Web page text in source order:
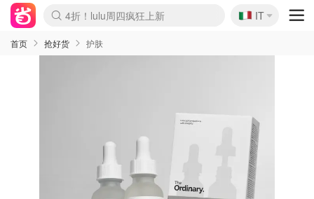
Boticinal 夏促开抢！
4折！lulu周四疯狂上新
速领！Stanley独家85折
Zalando 奥莱闪促！每日更新
🇮🇹
IT
首页 抢好货 护肤